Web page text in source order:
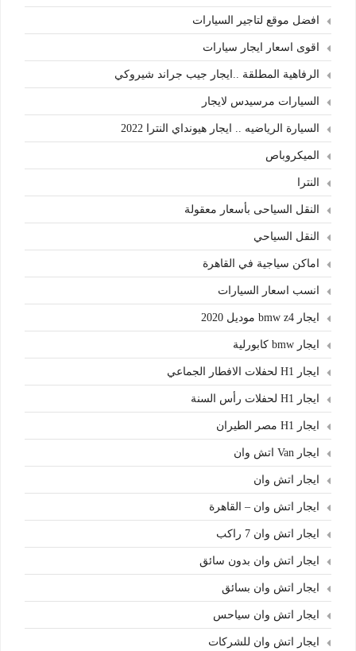
افضل موقع لتاجير السيارات
اقوى اسعار ايجار سيارات
الرفاهية المطلقة ..ايجار جيب جراند شيروكي
السيارات مرسيدس لايجار
السيارة الرياضيه .. ايجار هيونداي النترا 2022
الميكروباص
النترا
النقل السياحى بأسعار معقولة
النقل السياحي
اماكن سياجية في القاهرة
انسب اسعار السيارات
ايجار bmw z4 موديل 2020
ايجار bmw كابورلية
ايجار H1 لحفلات الافطار الجماعي
ايجار H1 لحفلات رأس السنة
ايجار H1 مصر الطيران
ايجار Van اتش وان
ايجار اتش وان
ايجار اتش وان – القاهرة
ايجار اتش وان 7 راكب
ايجار اتش وان بدون سائق
ايجار اتش وان بسائق
ايجار اتش وان سياحس
ايجار اتش وان للشركات